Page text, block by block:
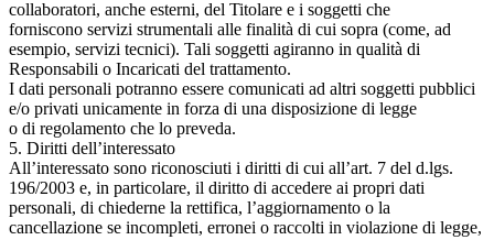
collaboratori, anche esterni, del Titolare e i soggetti che
forniscono servizi strumentali alle finalità di cui sopra (come, ad
esempio, servizi tecnici). Tali soggetti agiranno in qualità di
Responsabili o Incaricati del trattamento.
I dati personali potranno essere comunicati ad altri soggetti pubblici
e/o privati unicamente in forza di una disposizione di legge
o di regolamento che lo preveda.
5. Diritti dell’interessato
All’interessato sono riconosciuti i diritti di cui all’art. 7 del d.lgs.
196/2003 e, in particolare, il diritto di accedere ai propri dati
personali, di chiederne la rettifica, l’aggiornamento o la
cancellazione se incompleti, erronei o raccolti in violazione di legge,